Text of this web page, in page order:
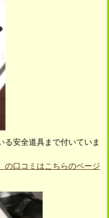
る安全道具まで付いていま
の口コミはこちらのページ